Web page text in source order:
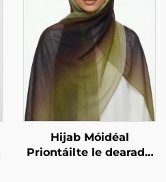
Hijab Móidéal
Priontáilte le dearadh